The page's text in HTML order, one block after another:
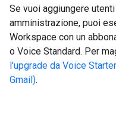
Se vuoi aggiungere
amministrazione, puoi
Workspace con un
o Voice Standard. Per
l'upgrade da Voice
Gmail).